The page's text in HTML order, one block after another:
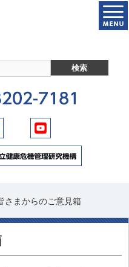
さまからのご意見箱